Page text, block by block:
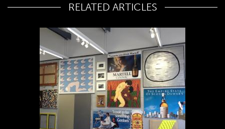
RELATED ARTICLES